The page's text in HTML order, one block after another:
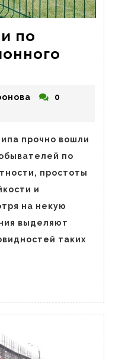
по
Екатерина
0
прочно вошли
по
простоты
и
на некую
выделяют
таких